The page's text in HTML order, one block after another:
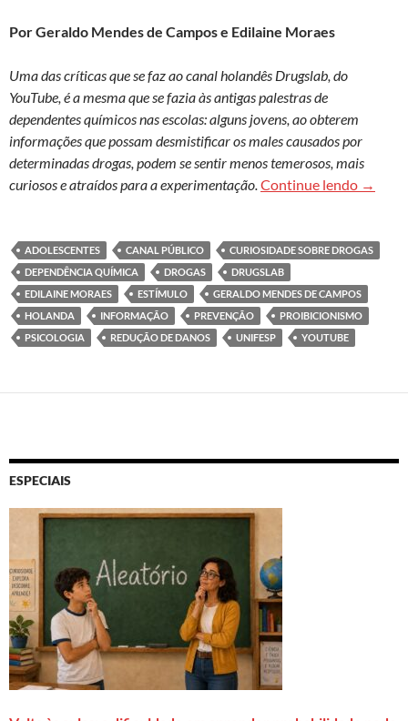
Por Geraldo Mendes de Campos e Edilaine Moraes
Uma das críticas que se faz ao canal holandês Drugslab, do
YouTube, é a mesma que se fazia às antigas palestras de
dependentes químicos nas escolas: alguns jovens, ao obterem
informações que possam desmistificar os males causados por
determinadas drogas, podem se sentir menos temerosos, mais
curiosos e atraídos para a experimentação.Continue lendo →
ADOLESCENTES CANAL PÚBLICO
CURIOSIDADE SOBRE DROGAS
DEPENDÊNCIA QUÍMICA
DROGAS
DRUGSLAB
EDILAINE MORAES
ESTÍMULO
GERALDO MENDES DE CAMPOS
HOLANDA
INFORMAÇÃO PREVENÇÃO
PROIBICIONISMO
PSICOLOGIA
REDUÇÃO DE DANOS UNIFESP YOUTUBE
ESPECIAIS